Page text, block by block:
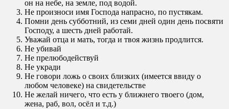
он на небе, на земле, под водой.
Не произноси имя Господа напрасно, по пустякам.
Помни день субботний, из семи дней один день посвяти
Господу, а шесть дней работай.
Уважай отца и мать, тогда и твоя жизнь продлится.
Не убивай
Не прелюбодействуй
Не укради
Не говори ложь о своих близких (имеется ввиду о
любом человеке) на свидетельстве
Не желай ничего, что есть у ближнего твоего (дом,
жена, раб, вол, осёл и т.д.)